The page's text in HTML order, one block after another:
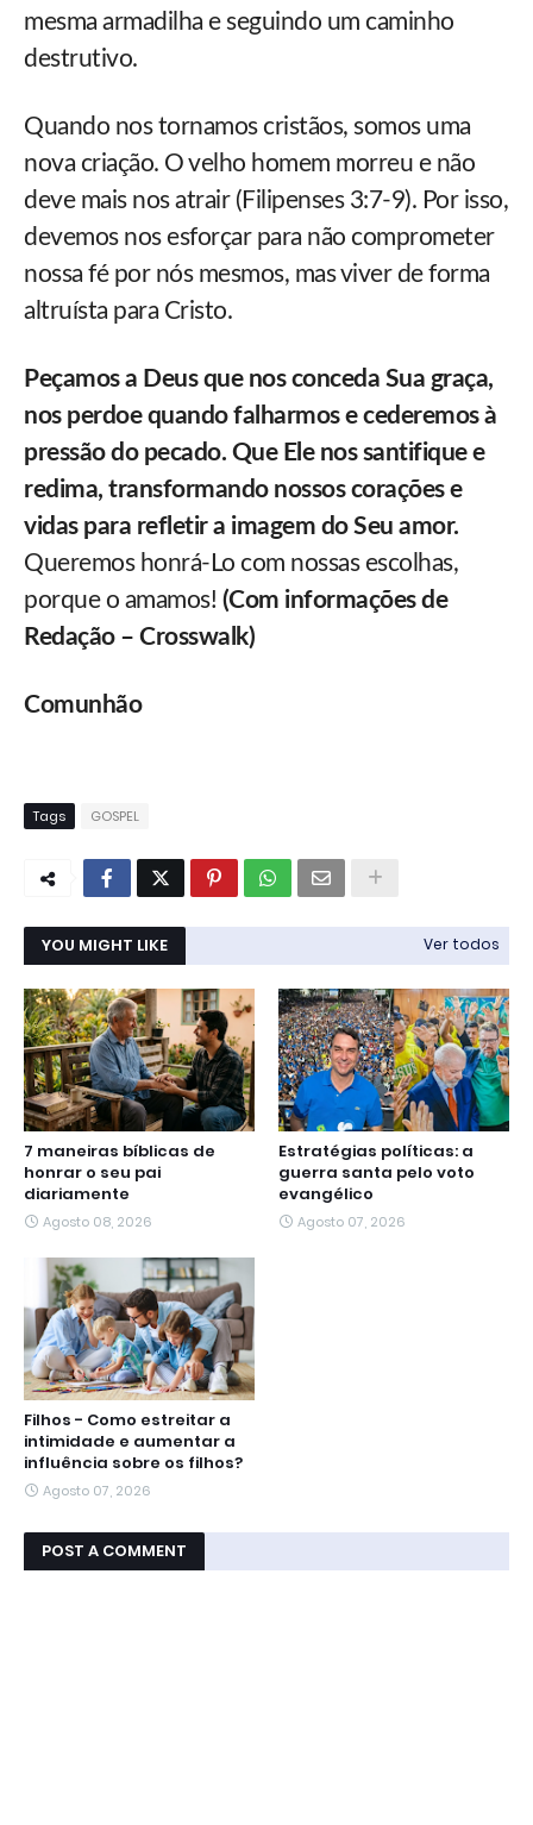
mesma armadilha e seguindo um caminho
destrutivo.
Quando nos tornamos cristãos, somos uma
nova criação. O velho homem morreu e não
deve mais nos atrair (Filipenses 3:7-9). Por isso,
devemos nos esforçar para não comprometer
nossa fé por nós mesmos, mas viver de forma
altruísta para Cristo.
Peçamos a Deus que nos conceda Sua graça,
nos perdoe quando falharmos e cederemos à
pressão do pecado. Que Ele nos santifique e
redima, transformando nossos corações e
vidas para refletir a imagem do Seu amor.
Queremos honrá-Lo com nossas escolhas,
porque o amamos! (Com informações de
Redação – Crosswalk)
Comunhão
Tags GOSPEL
YOU MIGHT LIKE Ver todos
7 maneiras bíblicas de
honrar o seu pai
diariamente
Agosto 08, 2026
Estratégias políticas: a
guerra santa pelo voto
evangélico
Agosto 07, 2026
Filhos - Como estreitar a
intimidade e aumentar a
influência sobre os filhos?
Agosto 07, 2026
POST A COMMENT